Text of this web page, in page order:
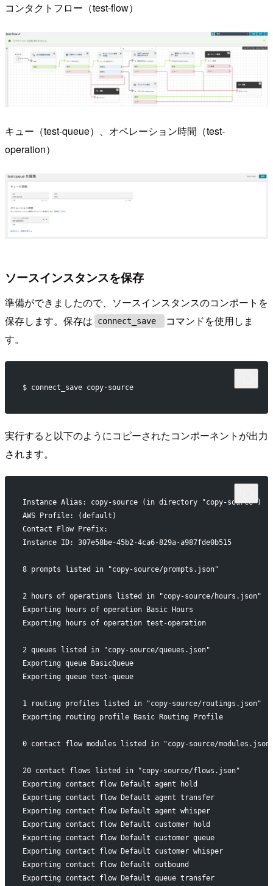
コンタクトフロー（test-flow）
キュー（test-queue）、オペレーション時間（test-
operation）
ソースインスタンスを保存
準備ができましたので、ソースインスタンスのコンポートを
保存します。保存は
connect_save
コマンドを使用しま
す。
$ connect_save copy-source
実行すると以下のようにコピーされたコンポーネントが出力
されます。
Instance Alias: copy-source (in directory "copy-source")
AWS Profile: (default)
Contact Flow Prefix:
Instance ID: 307e58be-45b2-4ca6-829a-a987fde0b515
8 prompts listed in "copy-source/prompts.json"
2 hours of operations listed in "copy-source/hours.json"
Exporting hours of operation Basic Hours
Exporting hours of operation test-operation
2 queues listed in "copy-source/queues.json"
Exporting queue BasicQueue
Exporting queue test-queue
1 routing profiles listed in "copy-source/routings.json"
Exporting routing profile Basic Routing Profile
0 contact flow modules listed in "copy-source/
20 contact flows listed in "copy-source/flows.json"
Exporting contact flow Default agent hold
Exporting contact flow Default agent transfer
Exporting contact flow Default agent whisper
Exporting contact flow Default customer hold
Exporting contact flow Default customer queue
Exporting contact flow Default customer whisper
Exporting contact flow Default outbound
Exporting contact flow Default queue transfer